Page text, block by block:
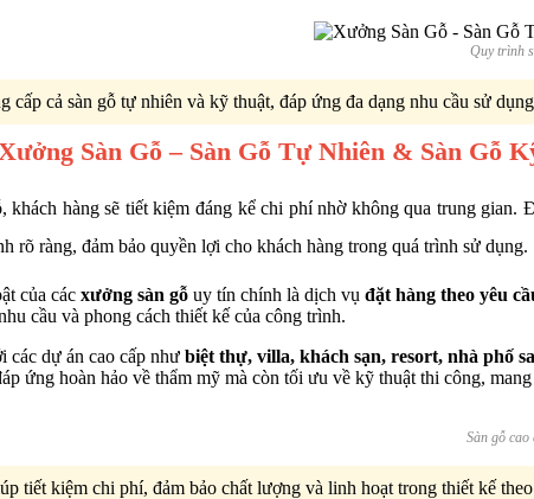
Quy trình
cấp cả sàn gỗ tự nhiên và kỹ thuật, đáp ứng đa dạng nhu cầu sử
Sàn Gỗ – Sàn Gỗ Tự Nhiên & Sàn Gỗ
hàng sẽ tiết kiệm đáng kể chi phí nhờ không qua trung
rõ ràng, đảm bảo quyền lợi cho khách hàng trong quá trình sử dụng.
của các xưởng sàn gỗ uy tín chính là dịch vụ đặt hàng theo yêu
cầu và phong cách thiết kế của công trình.
các dự án cao cấp như biệt thự, villa, khách sạn, resort, nhà phố
ứng hoàn hảo về thẩm mỹ mà còn tối ưu về kỹ thuật thi công,
Sàn gỗ cao
tiết kiệm chi phí, đảm bảo chất lượng và linh hoạt trong thiết kế